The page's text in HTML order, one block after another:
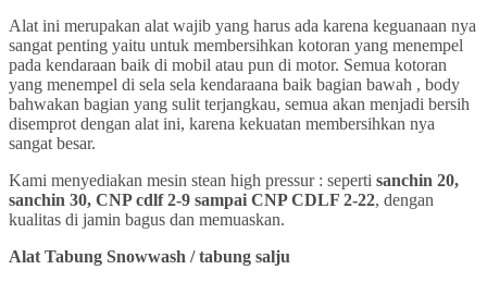
Alat ini merupakan alat wajib yang harus ada karena keguanaan nya
sangat penting yaitu untuk membersihkan kotoran yang menempel
pada kendaraan baik di mobil atau pun di motor. Semua kotoran
yang menempel di sela sela kendaraana baik bagian bawah , body
bahwakan bagian yang sulit terjangkau, semua akan menjadi bersih
disemprot dengan alat ini, karena kekuatan membersihkan nya
sangat besar.
Kami menyediakan mesin stean high pressur : seperti sanchin 20,
sanchin 30, CNP cdlf 2-9 sampai CNP CDLF 2-22, dengan
kualitas di jamin bagus dan memuaskan.
Alat Tabung Snowwash / tabung salju